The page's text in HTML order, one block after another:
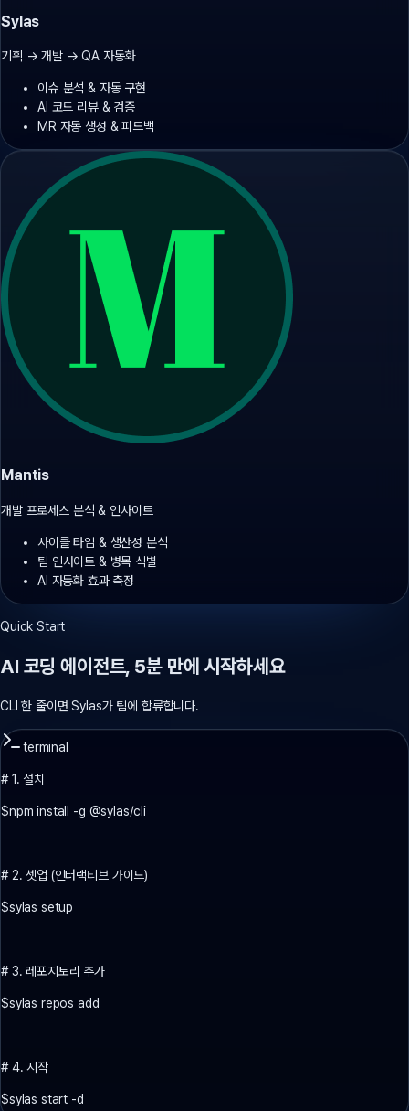
Sylas
기획 → 개발 → QA 자동화
이슈 분석 & 자동 구현
AI 코드 리뷰 & 검증
MR 자동 생성 & 피드백
Mantis
개발 프로세스 분석 & 인사이트
사이클 타임 & 생산성 분석
팀 인사이트 & 병목 식별
AI 자동화 효과 측정
Quick Start
AI 코딩 에이전트, 5분 만에 시작하세요
CLI 한 줄이면 Sylas가 팀에 합류합니다.
terminal
# 1. 설치
$npm install -g @sylas/cli
# 2. 셋업 (인터랙티브 가이드)
$sylas setup
# 3. 레포지토리 추가
$sylas repos add
# 4. 시작
$sylas start -d